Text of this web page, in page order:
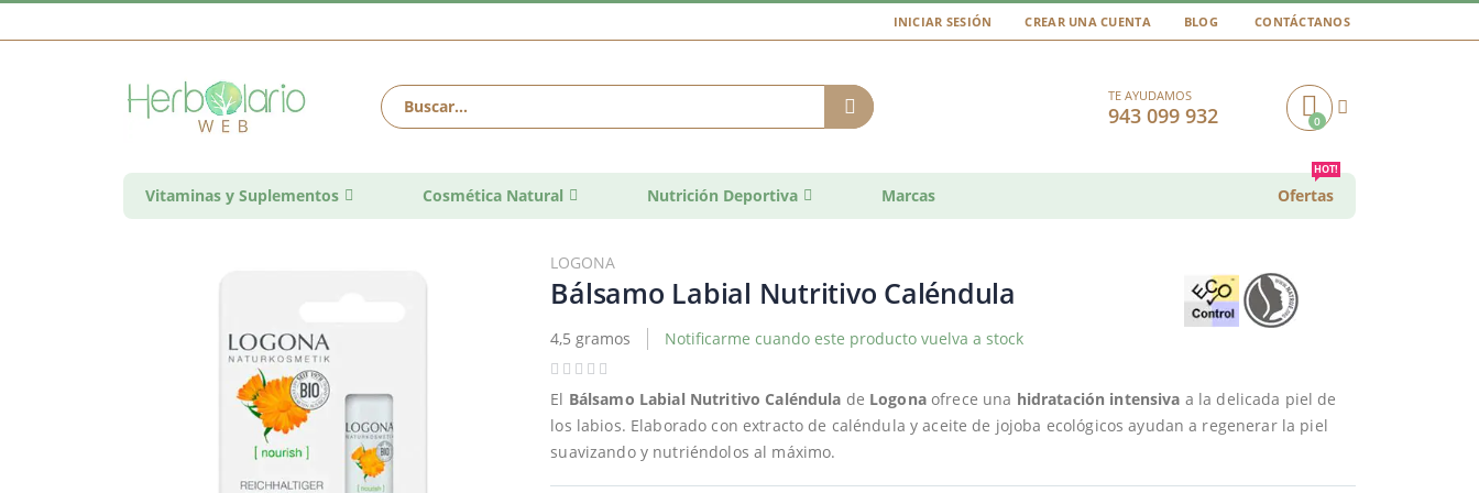
INICIAR SESIÓN CREAR UNA CUENTA BLOG CONTÁCTANOS
TE AYUDAMOS
943 099 932 Cart0
Vitaminas y Suplementos Cosmética Natural Nutrición Deportiva Marcas Ofertas
HOT!
LOGONA
Bálsamo Labial Nutritivo Caléndula
4,5 gramos Notificarme cuando este producto vuelva a stock
El Bálsamo Labial Nutritivo Caléndula de Logonaofrece una hidratación intensiva a la delicada piel de
los labios. Elaborado con extracto de caléndula y aceite de jojoba ecológicos ayudan a regenerar la piel
suavizando y nutriéndolos al máximo.